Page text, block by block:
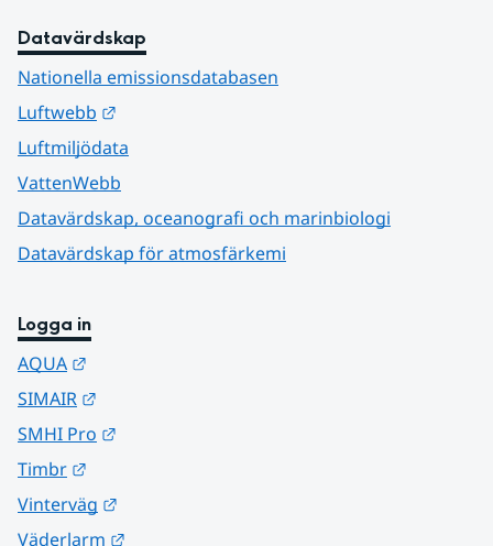
Datavärdskap
Nationella emissionsdatabasen
Luftwebb
Luftmiljödata
VattenWebb
Datavärdskap, oceanografi och marinbiologi
Datavärdskap för atmosfärkemi
Logga in
AQUA
SIMAIR
SMHI Pro
Timbr
Vinterväg
Väderlarm